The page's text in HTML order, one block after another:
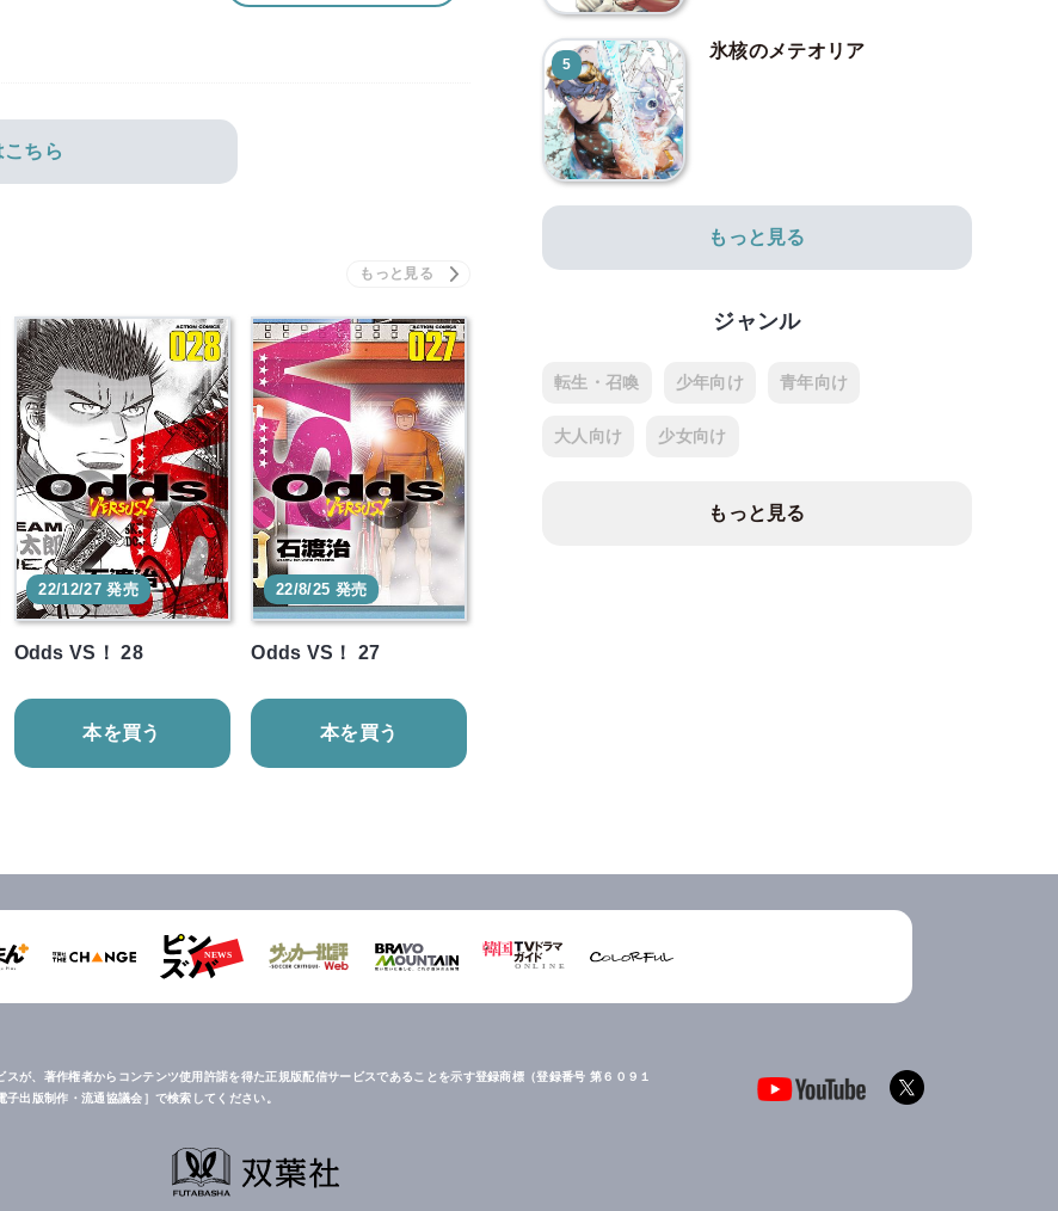
ちら
22/12/27 発売
Odds VS！ 28
本を買う
22/8/25 発売
Odds VS！ 27
本を買う
5
氷核のメテオリア
もっと見る
ジャンル
転生・召喚 少年向け 青年向け
大人向け 少女向け
もっと見る
が、著作権者からコンテンツ使用許諾を得た正規版配信サービスであることを示す登録商標（登録番号 第６０９１
出版制作・流通協議会］で検索してください。